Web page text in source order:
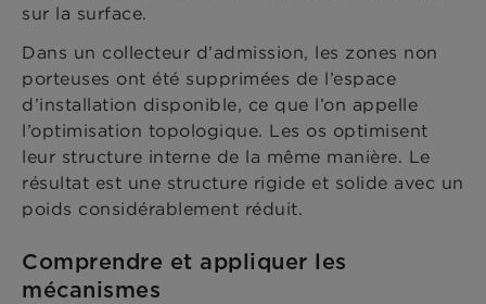
sur la surface.
Dans un collecteur d’admission, les zones non
porteuses ont été supprimées de l’espace
d’installation disponible, ce que l’on appelle
l’optimisation topologique. Les os optimisent
leur structure interne de la même manière. Le
résultat est une structure rigide et solide avec un
poids considérablement réduit.
Comprendre et appliquer les
mécanismes